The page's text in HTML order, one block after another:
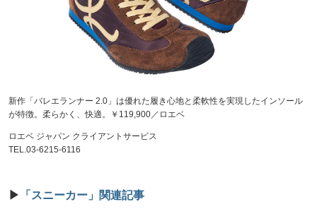
新作「バレエランナー 2.0」は優れた履き心地と柔軟性を実現したインソール
が特徴。柔らかく、快適。￥119,900／ロエベ
ロエベ ジャパン クライアントサービス
TEL.03-6215-6116
▶ 「スニーカー」関連記事